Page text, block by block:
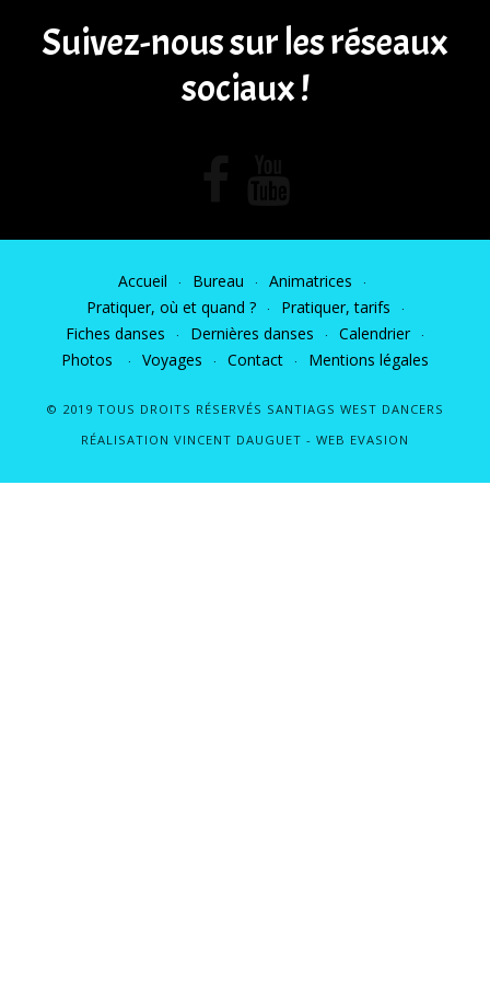
Suivez-nous sur les réseaux
sociaux !
Accueil Bureau
Animatrices
Pratiquer, où et quand ?
Pratiquer, tarifs
Fiches danses
Dernières danses
Calendrier
Photos
Voyages Contact Mentions légales
© 2019 TOUS DROITS RÉSERVÉS SANTIAGS WEST DANCERS
RÉALISATION VINCENT DAUGUET - WEB EVASION